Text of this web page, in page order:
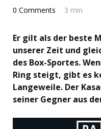
0 Comments 3 min
Er gilt als der beste
unserer Zeit und
des Box-Sportes.
Ring steigt, gibt es
Langeweile. Der
seiner Gegner aus